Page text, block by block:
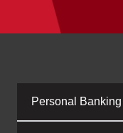
Personal Banking